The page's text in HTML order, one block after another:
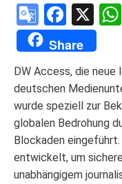
Google
Translate
X
Share
DW Access, die
deutschen
wurde speziell zur
globalen Bedrohung
Blockaden
entwickelt, um
unabhängigem